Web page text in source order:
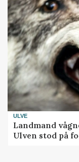
ULVE
Landmand
Ulven stod på